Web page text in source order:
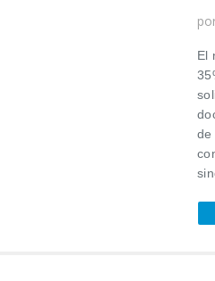
El
de